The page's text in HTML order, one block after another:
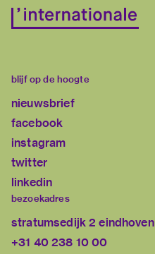
blijf op de hoogte
nieuwsbrief
facebook
instagram
twitter
linkedin
bezoekadres
stratumsedijk 2 eindhoven
+31 40 238 10 00